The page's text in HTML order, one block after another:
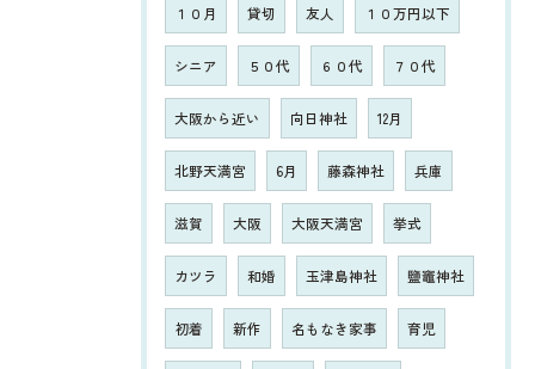
１０月 貸切 友人 １０万円以下
シニア ５０代 ６０代 ７０代
大阪から近い 向日神社 12月
北野天満宮 6月 藤森神社 兵庫
滋賀 大阪 大阪天満宮 挙式
カツラ 和婚 玉津島神社 鹽竈神社
初着 新作 名もなき家事 育児